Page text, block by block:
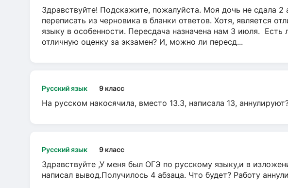
Здравствуйте! Подскажите, пожалуйста. Моя дочь не сдала 2
переписать из черновика в бланки ответов. Хотя, является
языку в особенности. Пересдача назначена нам 3 июля. Есть
отличную оценку за экзамен? И, можно ли пересд...
Русский язык 9 класс
На русском накосячила, вместо 13.3, написала 13,
Русский язык 9 класс
Здравствуйте ,У меня был ОГЭ по русскому языку,и в
написал вывод.Получилось 4 абзаца. Что будет? Работу